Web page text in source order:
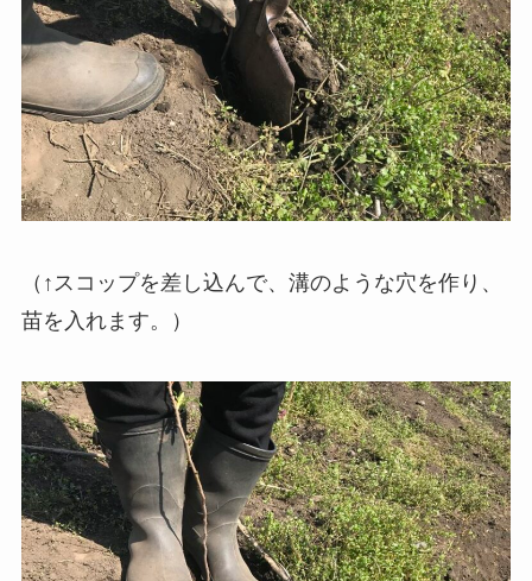
（↑スコップを差し込んで、溝のような穴を作り、
苗を入れます。）